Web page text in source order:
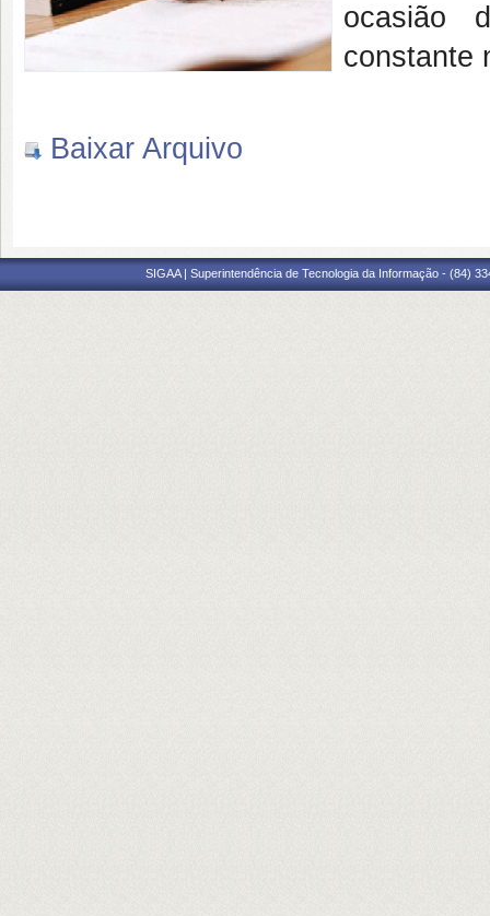
ocasião
constante
Baixar Arquivo
SIGAA | Superintendência de Tecnologia da Informação - (84)